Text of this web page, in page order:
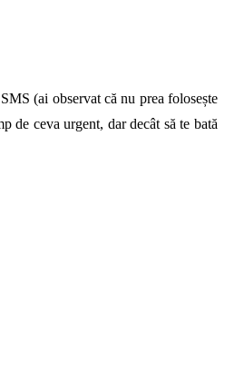
(ai observat că nu prea folosește
de ceva urgent, dar decât să te bată